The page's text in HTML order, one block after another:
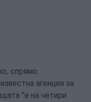
спрямо
агенция за
"е на четири